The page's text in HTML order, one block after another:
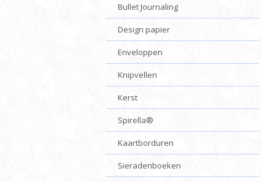
Bullet Journaling
Design papier
Enveloppen
Knipvellen
Kerst
Spirella®
Kaartborduren
Sieradenboeken